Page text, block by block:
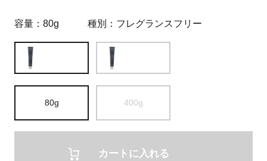
容量 80g 種別 フレグランスフリー
80g 400g
カートに入れる